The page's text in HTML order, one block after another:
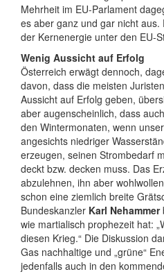
Mehrheit im EU-Parlament
es aber ganz und gar nicht
der Kernenergie unter den EU-
Wenig Aussicht auf Erfolg
Österreich erwägt dennoch,
davon, dass die meisten
Aussicht auf Erfolg geben,
aber augenscheinlich, dass
den Wintermonaten, wenn
angesichts niedriger
erzeugen, seinen Strombedarf
deckt bzw. decken muss. Das
abzulehnen, ihn aber
schon eine ziemlich breite
Bundeskanzler Karl Nehammer
wie martialisch prophezeit hat:
diesen Krieg.“ Die Diskussion
Gas nachhaltige und „grüne“
jedenfalls auch in den